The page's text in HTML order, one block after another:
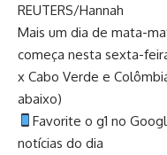
REUTERS/Hannah
Mais um dia de mata-
começa nesta sexta-
x Cabo Verde e
abaixo)
Favorite o g1 no
notícias do dia